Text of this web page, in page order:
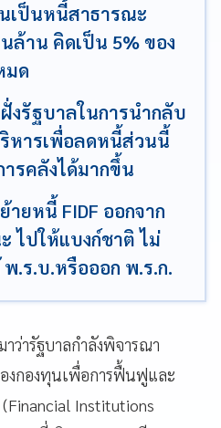
เป็นหนี้สาธารณะ
นล้าน คิดเป็น 5% ของ
มด
งรัฐบาลในการนำกลับ
หารเพื่อลดหนี้ส่วนนี้
รคลังได้มากขึ้น
ยหนี้ FIDF ออกจาก
ไปให้แบงก์ชาติ ไม่
พ.ร.บ.หรือออก พ.ร.ก.
ว่ารัฐบาลกำลังพิจารณา
งกองทุนเพื่อการฟื้นฟูและ
Institutions